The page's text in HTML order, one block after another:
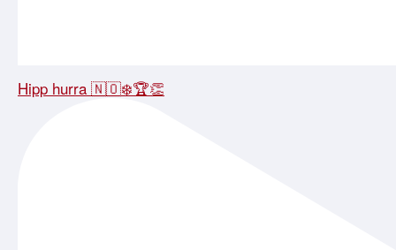
Hipp hurra 🇳🇴❄️🏆👏